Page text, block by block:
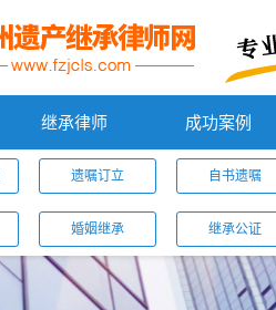
继承律师 成功案例
遗嘱订立 自书遗嘱
婚姻继承 继承公证